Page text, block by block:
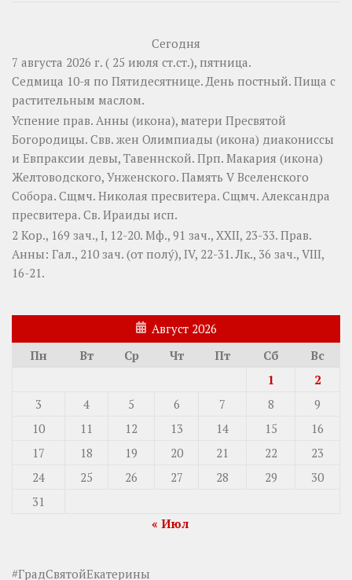
Сегодня
7 августа 2026 г. ( 25 июля ст.ст.), пятница.
Седмица 10-я по Пятидесятнице. День постный. Пища с
растительным маслом.
Успение прав. Анны (икона), матери Пресвятой
Богородицы. Свв. жен Олимпиады (икона) диакониссы
и Евпраксии девы, Тавеннской. Прп. Макария (икона)
Желтоводского, Унженского. Память V Вселенского
Собора. Сщмч. Николая пресвитера. Сщмч. Александра
пресвитера. Св. Ираиды исп.
2 Кор., 169 зач., I, 12-20. Мф., 91 зач., XXII, 23-33. Прав.
Анны: Гал., 210 зач. (от полу́), IV, 22-31. Лк., 36 зач., VIII,
16-21.
Август 2026
Пн
Вт Ср Чт Пт Сб
Вс
1
2
3
4 5 6 7 8
9
10
11 12 13 14 15
16
17
18 19 20 21 22
23
24
25 26 27 28 29
30
31
« Июл
#ГрадСвятойЕкатерины